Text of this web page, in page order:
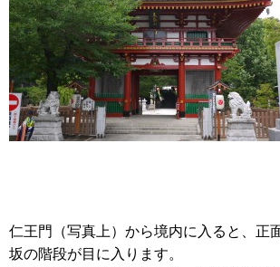
仁王門（写真上）から境内に入ると、正
坂の階段が目に入ります。